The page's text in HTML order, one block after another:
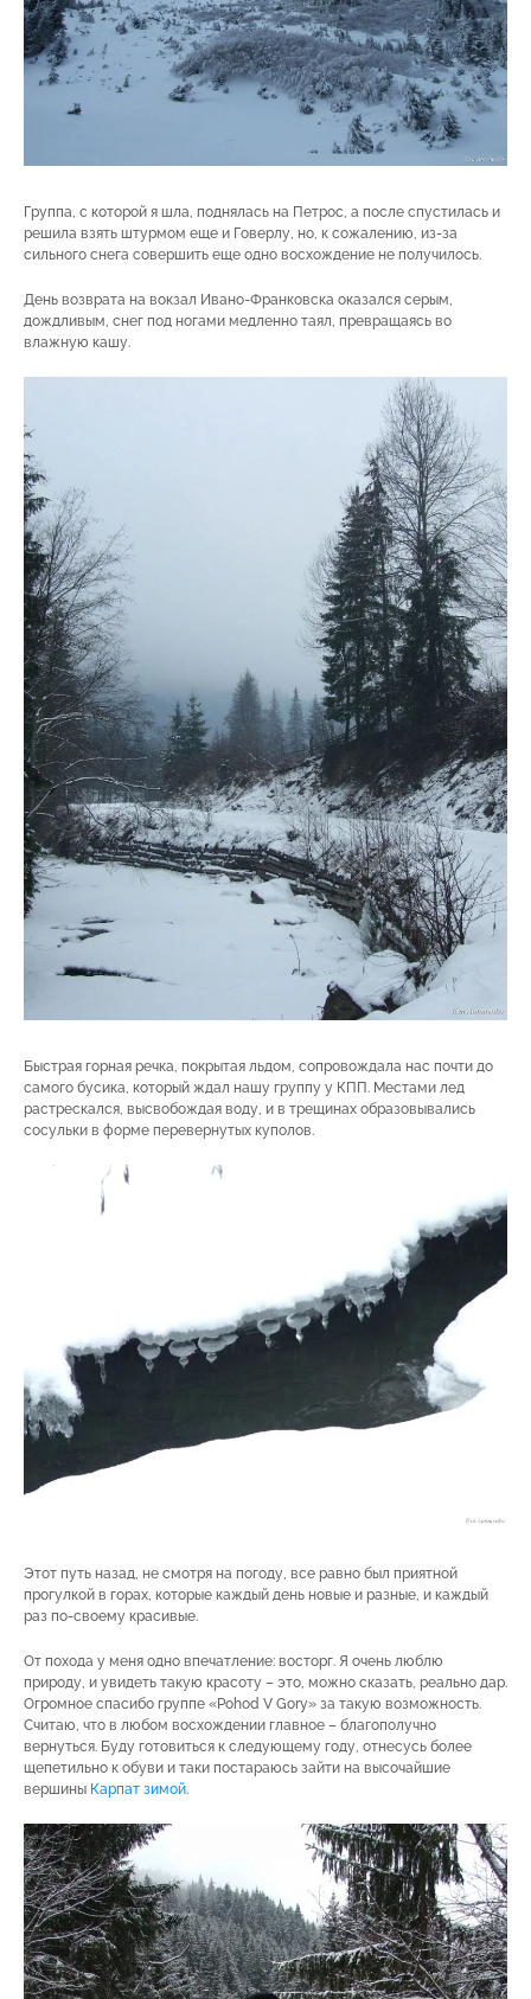
Группа, с которой я шла, поднялась на Петрос, а после спустилась и
решила взять штурмом еще и Говерлу, но, к сожалению, из-за
сильного снега совершить еще одно восхождение не получилось.
День возврата на вокзал Ивано-Франковска оказался серым,
дождливым, снег под ногами медленно таял, превращаясь во
влажную кашу.
Быстрая горная речка, покрытая льдом, сопровождала нас почти до
самого бусика, который ждал нашу группу у КПП. Местами лед
растрескался, высвобождая воду, и в трещинах образовывались
сосульки в форме перевернутых куполов.
Этот путь назад, не смотря на погоду, все равно был приятной
прогулкой в горах, которые каждый день новые и разные, и каждый
раз по-своему красивые.
От похода у меня одно впечатление: восторг. Я очень люблю
природу, и увидеть такую красоту – это, можно сказать, реально дар.
Огромное спасибо группе «Pohod V Gory» за такую возможность.
Считаю, что в любом восхождении главное – благополучно
вернуться. Буду готовиться к следующему году, отнесусь более
щепетильно к обуви и таки постараюсь зайти на высочайшие
вершины Карпат зимой.